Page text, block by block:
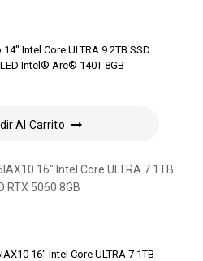
Intel Core ULTRA 9 2TB SSD
Intel® Arc® 140T 8GB
Al Carrito
16″ Intel Core ULTRA 7 1TB